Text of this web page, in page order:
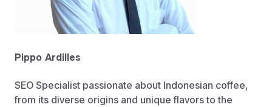
Pippo Ardilles
SEO Specialist passionate about Indonesian coffee,
from its diverse origins and unique flavors to the